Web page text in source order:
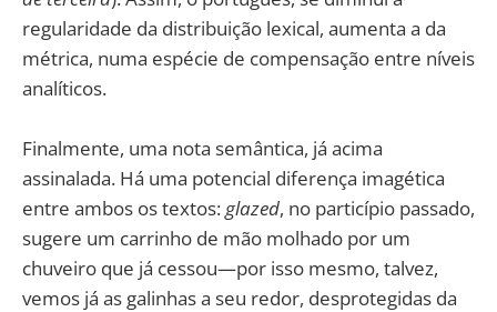
regularidade da distribuição lexical, aumenta a da
métrica, numa espécie de compensação entre níveis
analíticos.
Finalmente, uma nota semântica, já acima
assinalada. Há uma potencial diferença imagética
entre ambos os textos:glazed, no particípio passado,
sugere um carrinho de mão molhado por um
chuveiro que já cessou—por isso mesmo, talvez,
vemos já as galinhas a seu redor, desprotegidas da